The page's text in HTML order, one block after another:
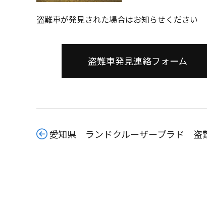
盗難車が発見された場合はお知らせください
盗難車発見連絡フォーム
愛知県 ランドクルーザープラド 盗